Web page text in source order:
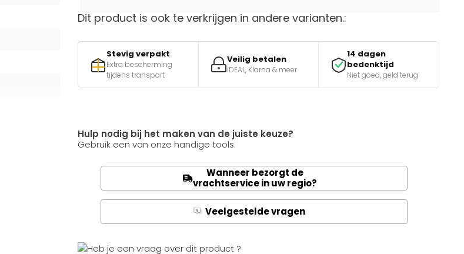
Dit product is ook te verkrijgen in andere varianten.:
Stevig verpakt
Extra bescherming
tijdens transport
Veilig betalen
iDEAL, Klarna & meer
14 dagen
bedenktijd
Niet goed, geld terug
Hulp nodig bij het maken van de juiste keuze?
Gebruik een van onze handige tools.
Wanneer bezorgt de
vrachtservice in uw regio?
Q Veelgestelde vragen